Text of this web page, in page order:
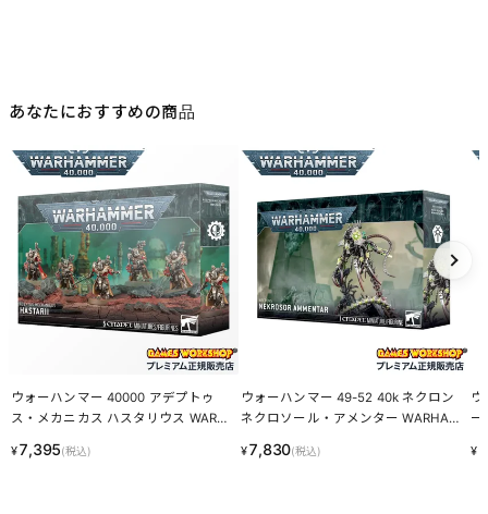
あなたにおすすめの商品
ウォーハンマー 40000 アデプトゥ
ス・メカニカス ハスタリウス WARHA
HASTARII 59-34 LINECPN
¥7,395(税込)
ウォーハンマー 49-52 40k ネクロン
ネクロソール・アメンター WARHAM
AR LINECPN
¥7,830(税込)
ー
¥